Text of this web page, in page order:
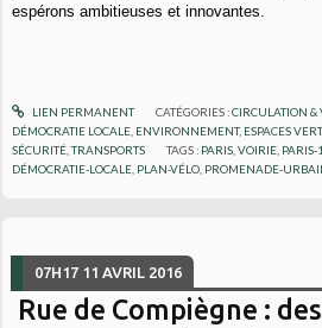
espérons ambitieuses et innovantes.
LIEN PERMANENT CATÉGORIES :CIRCULATION &
DÉMOCRATIE LOCALE ENVIRONNEMENT, ESPACES
SÉCURITÉ ,TRANSPORTS TAGS : PARIS ,VOIRIE PARIS-
DÉMOCRATIE-LOCALE PLAN-VÉLO PROMENADE-
07H17 11 AVRIL 2016
Rue de Compiègne :